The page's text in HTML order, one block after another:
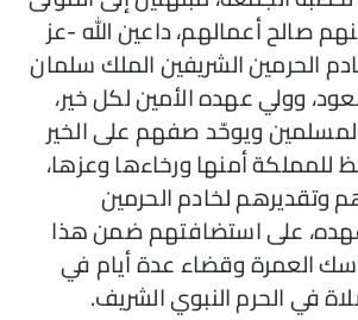
صالح أعمالهم، داعين الله -عز
الحرمين الشريفين الملك سلمان
وولي عهده الأمين لكل خير،
ويوحّد صفهم على الخير
للمملكة أمنها ورخاءها وعزها،
وتقديرهم لخادم الحرمين
على استضافتهم ضمن هذا
العمرة وقضاء عدة أيام في
في الحرم النبوي الشريف.